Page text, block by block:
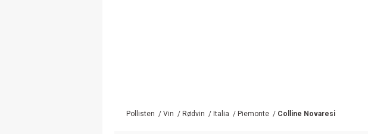
Pollisten / Vin / Rødvin / Italia / Piemonte / Colline Novaresi